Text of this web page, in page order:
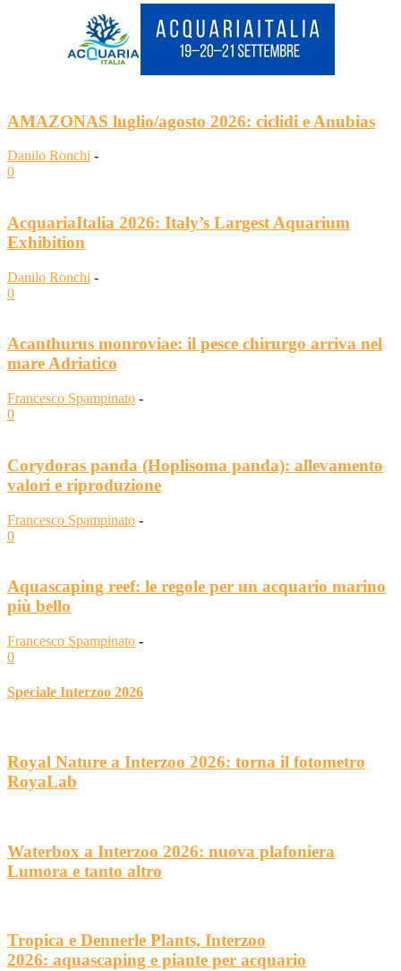
AMAZONAS luglio/agosto 2026: ciclidi e Anubias
Danilo Ronchi -
0
AcquariaItalia 2026: Italy’s Largest Aquarium
Exhibition
Danilo Ronchi -
0
Acanthurus monroviae: il pesce chirurgo arriva nel
mare Adriatico
Francesco Spampinato -
0
Corydoras panda (Hoplisoma panda): allevamento
valori e riproduzione
Francesco Spampinato -
0
Aquascaping reef: le regole per un acquario marino
più bello
Francesco Spampinato -
0
Speciale Interzoo 2026
Royal Nature a Interzoo 2026: torna il fotometro
RoyaLab
Waterbox a Interzoo 2026: nuova plafoniera
Lumora e tanto altro
Tropica e Dennerle Plants, Interzoo
2026: aquascaping e piante per acquario